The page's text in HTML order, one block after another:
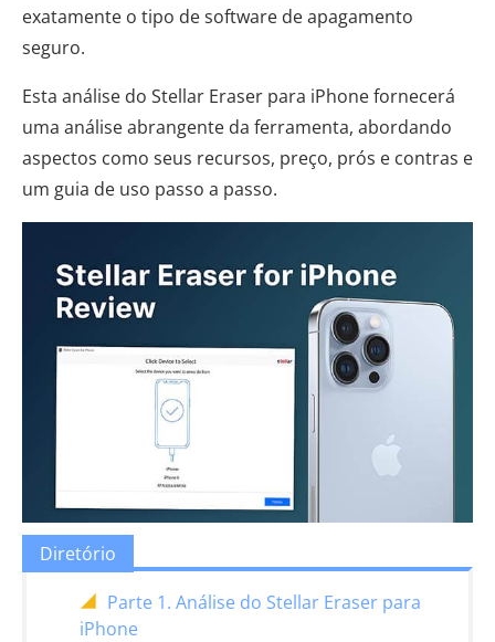
exatamente o tipo de software de apagamento
seguro.
Esta análise do Stellar Eraser para iPhone fornecerá
uma análise abrangente da ferramenta, abordando
aspectos como seus recursos, preço, prós e contras e
um guia de uso passo a passo.
Diretório
Parte 1. Análise do Stellar Eraser para
iPhone